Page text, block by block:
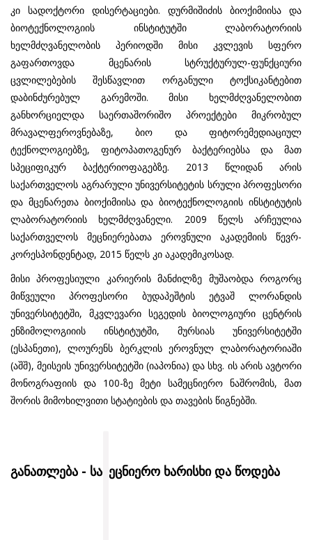
კი სადოქტორი დისერტაციები. დურმიშიძის ბიოქიმიისა და
ბიოტექნოლოგიის ინსტიტუტში ლაბორატორიის
ხელმძღვანელობის პერიოდში მისი კვლევის სფერო
გაფართოვდა მცენარის სტრუქტურულ-ფუნქციური
ცვლილებების შესწავლით ორგანული ტოქსიკანტებით
დაბინძურებულ გარემოში. მისი ხელმძღვანელობით
განხორციელდა საერთაშორიშო პროექტები მიკრობულ
მრავალფეროვნებაზე, ბიო და ფიტორემედიაციულ
ტექნოლოგიებზე, ფიტოპათოგენურ ბაქტერიებსა და მათ
სპეციფიკურ ბაქტერიოფაგებზე. 2013 წლიდან არის
საქართველოს აგრარული უნივერსიტეტის სრული პროფესორი
და მცენარეთა ბიოქიმიისა და ბიოტექნოლოგიის ინსტიტუტის
ლაბორატორიის ხელმძღვანელი. 2009 წელს არჩეულია
საქართველოს მეცნიერებათა ეროვნული აკადემიის წევრ-
კორესპონდენტად, 2015 წელს კი აკადემიკოსად.
მისი პროფესიული კარიერის მანძილზე მუშაობდა როგორც
მიწვეული პროფესორი ბუდაპეშტის ეტვაშ ლორანდის
უნივერსიტეტში, მკვლევარი სეგედის ბიოლოგიური ცენტრის
ენზიმოლოგიიის ინსტიტუტში, მურსიას უნივერსიტეტში
(ესპანეთი), ლოურენს ბერკლის ეროვნულ ლაბორატორიაში
(აშშ), მეისეის უნივერსიტეტში (იაპონია) და სხვ. ის არის ავტორი
მონოგრაფიის და 100-ზე მეტი სამეცნიერო ნაშრომის, მათ
შორის მიმოხილვითი სტატიების და თავების წიგნებში.
განათლება - სამეცნიერო ხარისხი და წოდება